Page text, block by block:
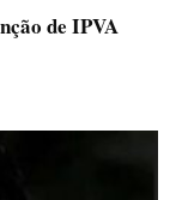
de IPVA